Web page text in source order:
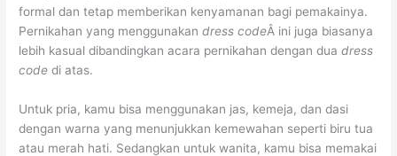
formal dan tetap memberikan kenyamanan bagi pemakainya.
Pernikahan yang menggunakandress codeÂ ini juga biasanya
lebih kasual dibandingkan acara pernikahan dengan duadress
code di atas.
Untuk pria, kamu bisa menggunakan jas, kemeja, dan dasi
dengan warna yang menunjukkan kemewahan seperti biru tua
atau merah hati. Sedangkan untuk wanita, kamu bisa memakai